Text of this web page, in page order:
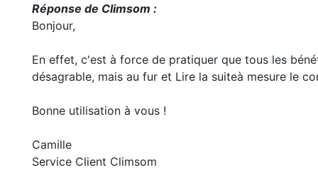
Réponse de Climsom :
Bonjour,
En effet, c'est à force de pratiquer que tous les
désagrable, mais au fur et Lire la suiteà mesure le
Bonne utilisation à vous !
Camille
Service Client Climsom